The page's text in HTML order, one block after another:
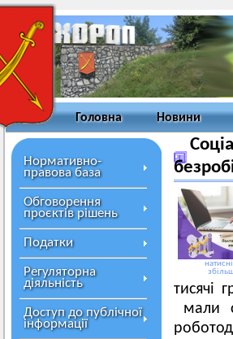
Головна Новини
Нормативно-
правова база
Обговорення
проєктів рішень
Податки
Регуляторна
діяльність
Доступ до публічної
інформації
тисячі
мали